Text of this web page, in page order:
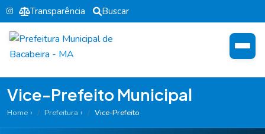
Transparência Buscar
Vice-Prefeito Municipal
Home Prefeitura Vice-Prefeito